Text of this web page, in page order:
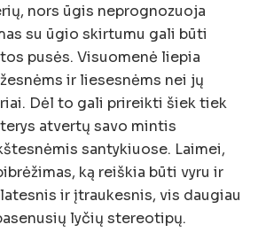
nors ūgis neprognozuoja
su ūgio skirtumu gali būti
pusės. Visuomenė liepia
ir liesesnėms nei jų
Dėl to gali prireikti šiek tiek
atvertų savo mintis
santykiuose. Laimei,
ką reiškia būti vyru ir
ir įtraukesnis, vis daugiau
lyčių stereotipų.